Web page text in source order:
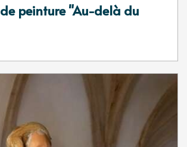
peinture "Au-delà du